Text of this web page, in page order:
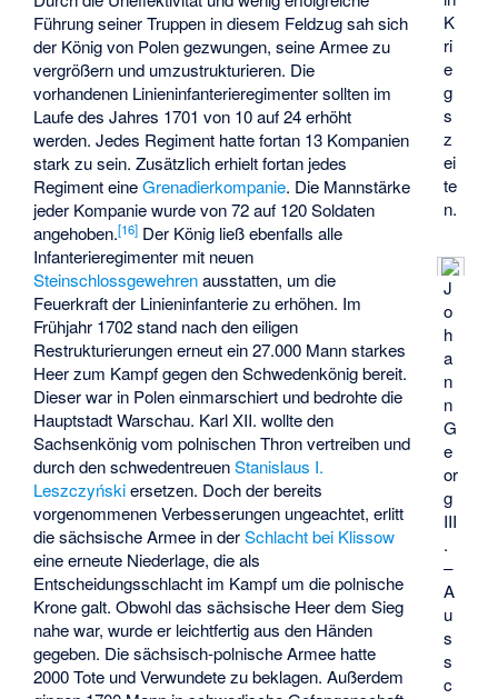
K
ri
e
g
s
z
ei
te
n.
J
o
h
a
n
n
G
e
or
g
III
.
–
A
u
s
s
c
Führung seiner Truppen in diesem Feldzug sah sich
der König von Polen gezwungen, seine Armee zu
vergrößern und umzustrukturieren. Die
vorhandenen Linieninfanterieregimenter sollten im
Laufe des Jahres 1701 von 10 auf 24 erhöht
werden. Jedes Regiment hatte fortan 13 Kompanien
stark zu sein. Zusätzlich erhielt fortan jedes
Regiment eineGrenadierkompanie. Die Mannstärke
jeder Kompanie wurde von 72 auf 120 Soldaten
angehoben.[16] Der König ließ ebenfalls alle
Infanterieregimenter mit neuen
Steinschlossgewehrenausstatten, um die
Feuerkraft der Linieninfanterie zu erhöhen. Im
Frühjahr 1702 stand nach den eiligen
Restrukturierungen erneut ein 27.000 Mann starkes
Heer zum Kampf gegen den Schwedenkönig bereit.
Dieser war in Polen einmarschiert und bedrohte die
Hauptstadt Warschau. Karl XII. wollte den
Sachsenkönig vom polnischen Thron vertreiben und
durch den schwedentreuenStanislaus I.
Leszczyńskiersetzen. Doch der bereits
vorgenommenen Verbesserungen ungeachtet, erlitt
die sächsische Armee in derSchlacht bei Klissow
eine erneute Niederlage, die als
Entscheidungsschlacht im Kampf um die polnische
Krone galt. Obwohl das sächsische Heer dem Sieg
nahe war, wurde er leichtfertig aus den Händen
gegeben. Die sächsisch-polnische Armee hatte
2000 Tote und Verwundete zu beklagen. Außerdem